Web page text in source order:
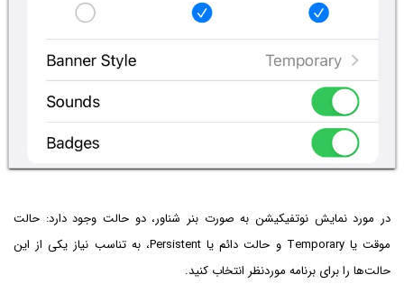
در مورد نمایش نوتفیکیشن به صورت بنر شناور، دو حالت وجود دارد: حالت
موقت یا Temporary و حالت دائم یا Persistent، به تناسب نیاز یکی از این
حالت‌ها را برای برنامه موردنظر انتخاب کنید.